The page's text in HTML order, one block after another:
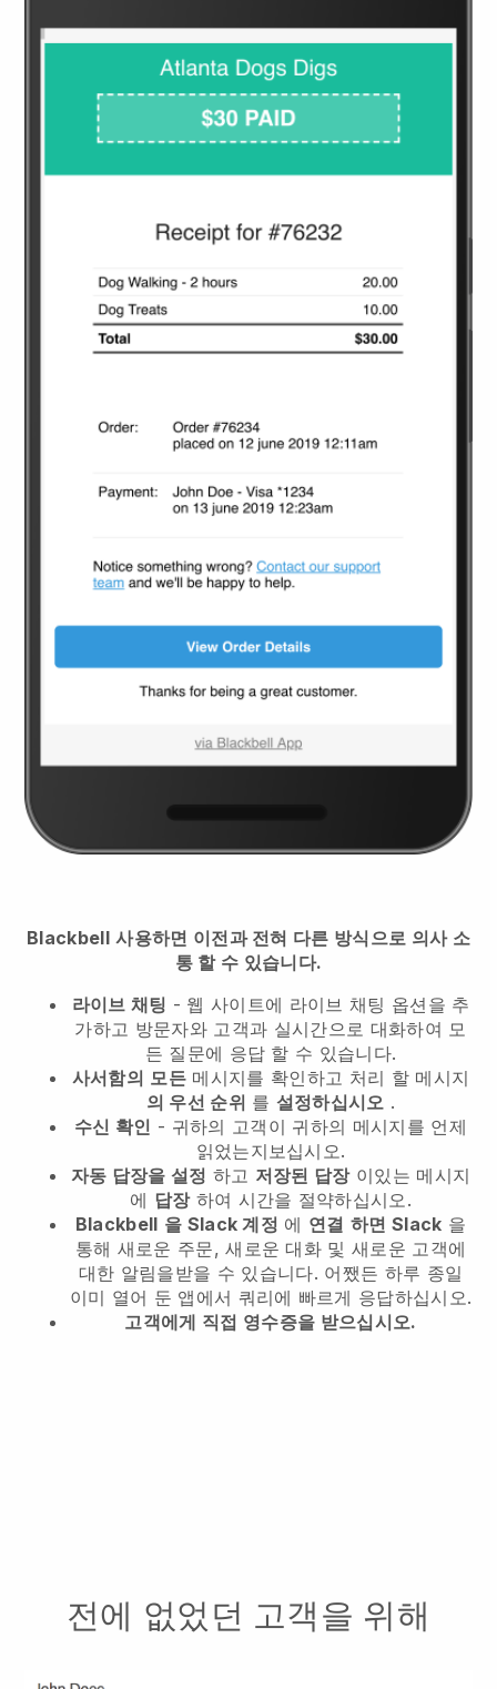
Blackbell 사용하면 이전과 전혀 다른 방식으로 의사 소
통 할 수 있습니다.
라이브 채팅 - 웹 사이트에 라이브 채팅 옵션을 추
가하고 방문자와 고객과 실시간으로 대화하여 모
든 질문에 응답 할 수 있습니다.
사서함의 모든 메시지를 확인하고 처리 할 메시지
의 우선 순위 를 설정하십시오 .
수신 확인 - 귀하의 고객이 귀하의 메시지를 언제
읽었는지보십시오.
자동 답장을 설정 하고 저장된 답장이있는 메시지
에 답장하여 시간을 절약하십시오.
Blackbell 을 Slack 계정 에 연결 하면 Slack 을
통해 새로운 주문, 새로운 대화 및 새로운 고객에
대한 알림을받을 수 있습니다. 어쨌든 하루 종일
이미 열어 둔 앱에서 쿼리에 빠르게 응답하십시오.
고객에게 직접 영수증을 받으십시오.
전에 없었던 고객을 위해